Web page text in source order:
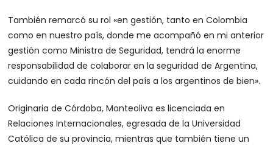
También remarcó su rol «en gestión, tanto en Colombia
como en nuestro país, donde me acompañó en mi anterior
gestión como Ministra de Seguridad, tendrá la enorme
responsabilidad de colaborar en la seguridad de Argentina,
cuidando en cada rincón del país a los argentinos de bien».
Originaria de Córdoba, Monteoliva es licenciada en
Relaciones Internacionales, egresada de la Universidad
Católica de su provincia, mientras que también tiene un